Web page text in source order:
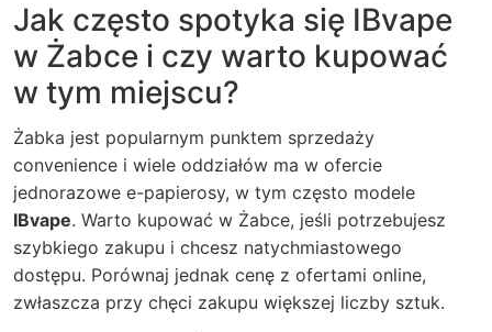
Jak często spotyka się IBvape
w Żabce i czy warto kupować
w tym miejscu?
Żabka jest popularnym punktem sprzedaży
convenience i wiele oddziałów ma w ofercie
jednorazowe e-papierosy, w tym często modele
IBvape. Warto kupować w Żabce, jeśli potrzebujesz
szybkiego zakupu i chcesz natychmiastowego
dostępu. Porównaj jednak cenę z ofertami online,
zwłaszcza przy chęci zakupu większej liczby sztuk.